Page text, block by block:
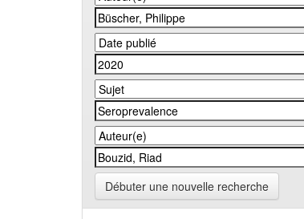
Débuter une nouvelle recherche